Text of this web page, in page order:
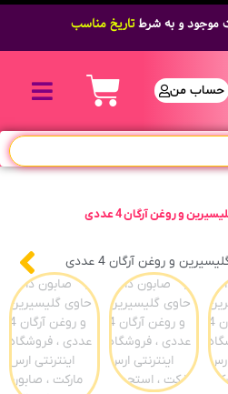
موجود و به شرطتاریخ مناسب
حساب من
و روغن آرگان 4 عددی